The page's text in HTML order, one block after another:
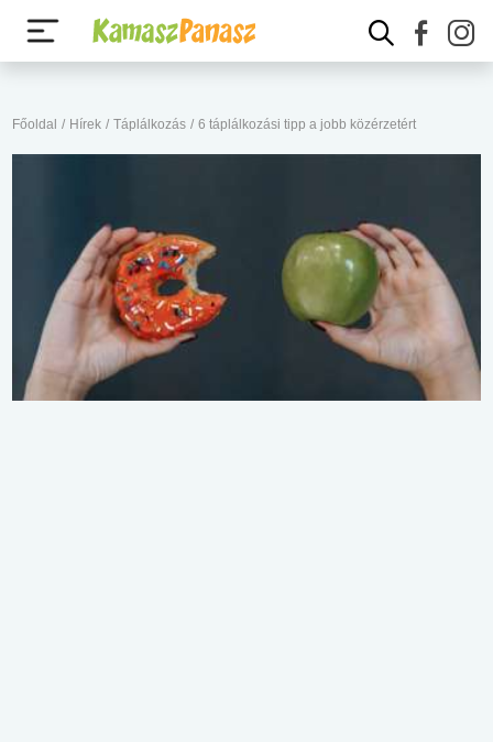
Főoldal / Hírek / Táplálkozás / 6 táplálkozási tipp a jobb közérzetért